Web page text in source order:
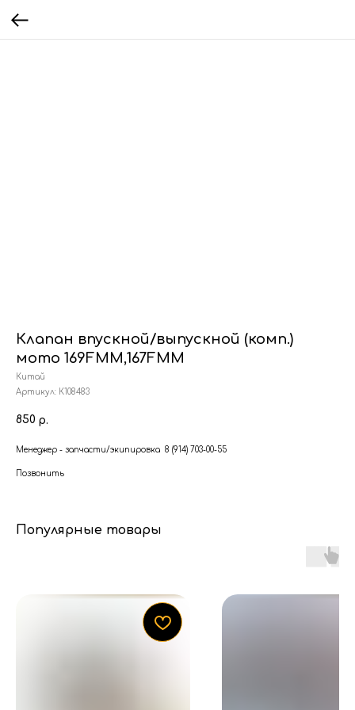
Клапан впускной/выпускной (комп.)
мото 169FMM,167FMM
Китай
Артикул: К108483
850 р.
Менеджер - запчасти/экипировка 8 (914) 703-00-55
Позвонить
Популярные товары